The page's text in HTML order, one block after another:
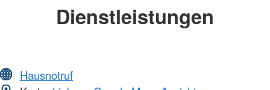
Dienstleistungen
Hausnotruf